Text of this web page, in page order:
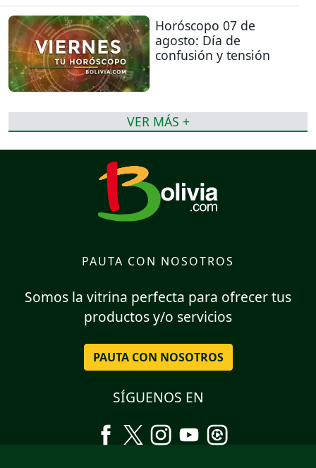
Horóscopo 07 de
agosto: Día de
confusión y tensión
VER MÁS +
PAUTA CON NOSOTROS
Somos la vitrina perfecta para ofrecer tus
productos y/o servicios
PAUTA CON NOSOTROS
SÍGUENOS EN